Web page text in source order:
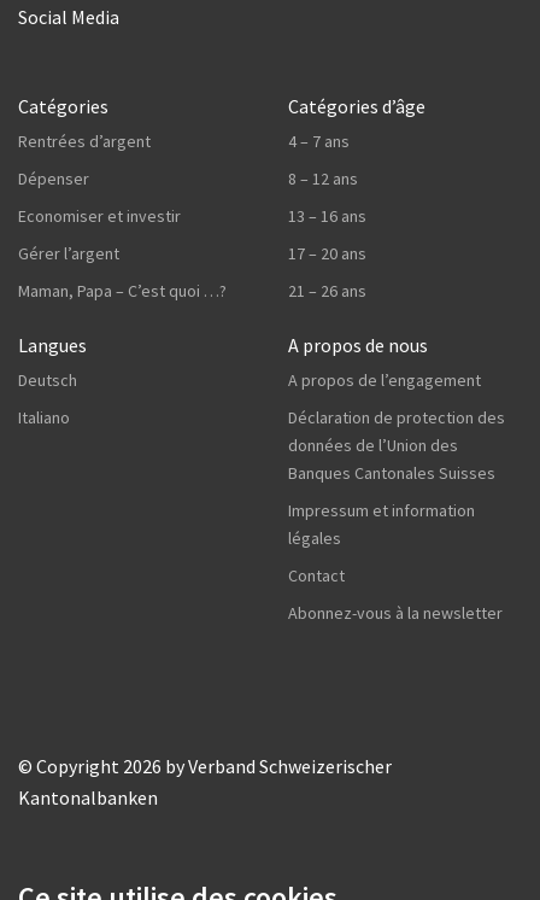
Social Media
Catégories
Rentrées d’argent
Dépenser
Economiser et investir
Gérer l’argent
Maman, Papa – C’est quoi …?
Langues
Deutsch
Italiano
Catégories d’âge
4 – 7 ans
8 – 12 ans
13 – 16 ans
17 – 20 ans
21 – 26 ans
A propos de nous
A propos de l’engagement
Déclaration de protection des
données de l’Union des
Banques Cantonales Suisses
Impressum et information
légales
Contact
Abonnez-vous à la newsletter
© Copyright 2026 by Verband Schweizerischer
Kantonalbanken